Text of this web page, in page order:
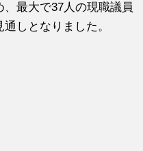
最大で37人の現職議員
しとなりました。